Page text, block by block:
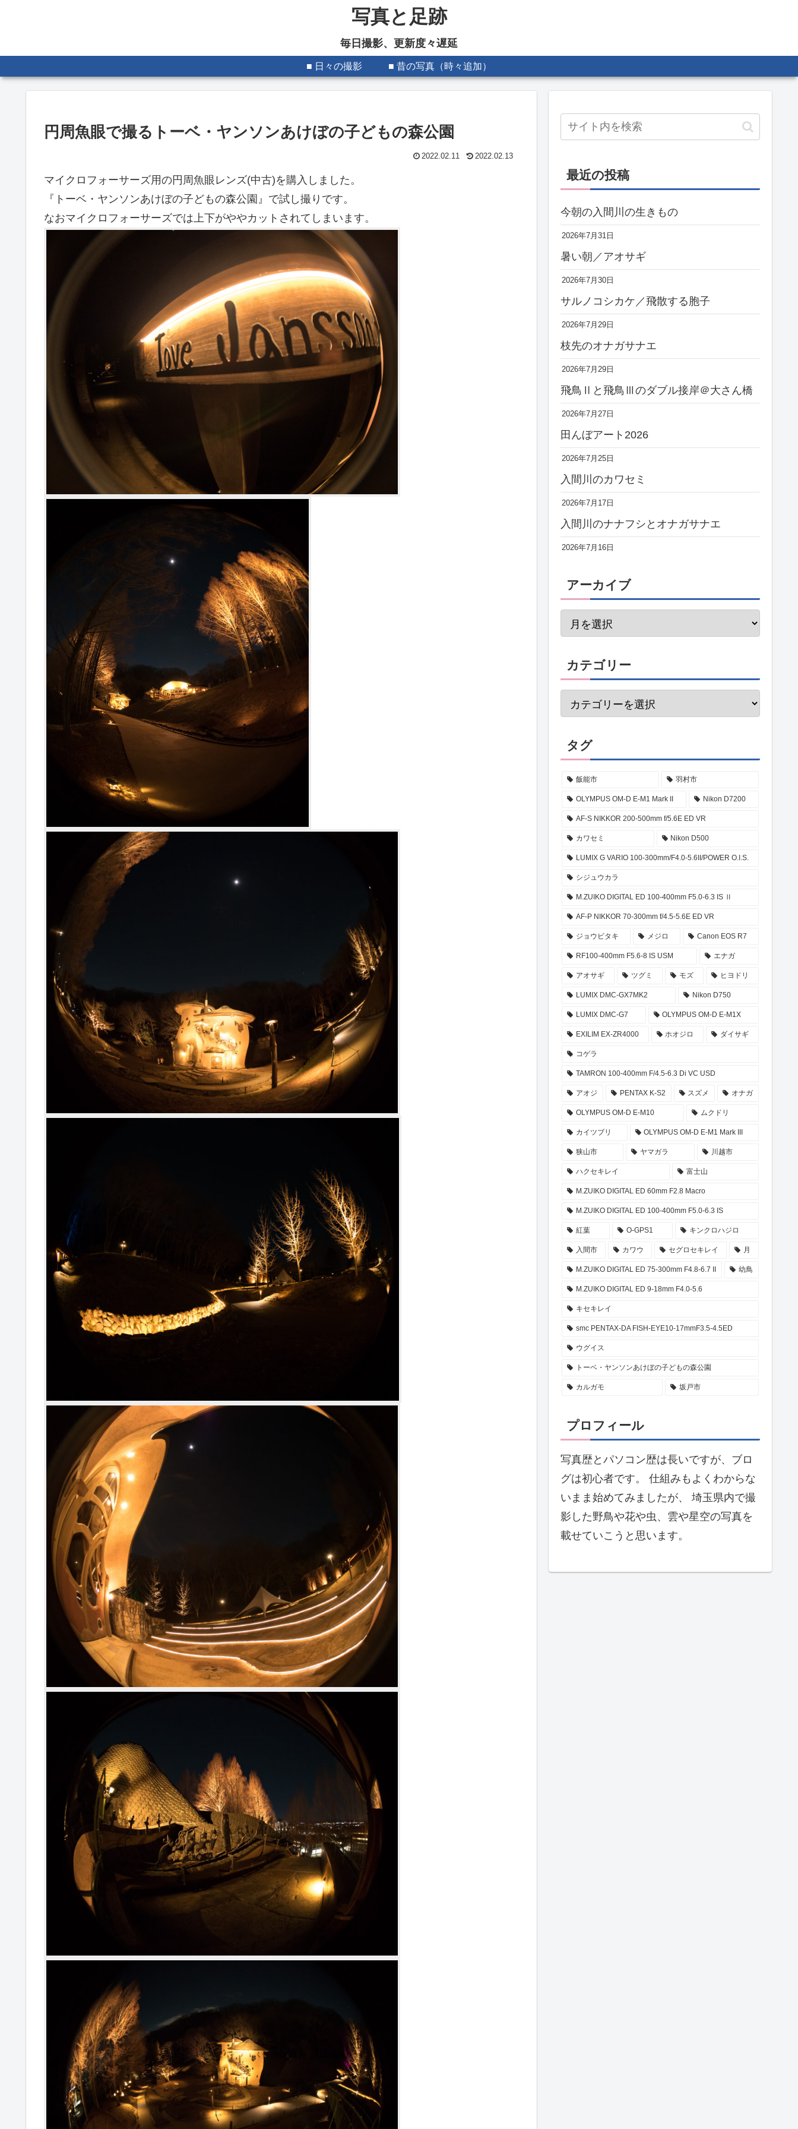
写真と足跡
毎日撮影、更新度々遅延
■ 日々の撮影 ■ 昔の写真（時々追加）
円周魚眼で撮るトーベ・ヤンソンあけぼの子どもの森公園
2022.02.11 2022.02.13
マイクロフォーサーズ用の円周魚眼レンズ(中古)を購入しました。
『トーベ・ヤンソンあけぼの子どもの森公園』で試し撮りです。
なおマイクロフォーサーズでは上下がややカットされてしまいます。
最近の投稿
今朝の入間川の生きもの
2026年7月31日
暑い朝／アオサギ
2026年7月30日
サルノコシカケ／飛散する胞子
2026年7月29日
枝先のオナガサナエ
2026年7月29日
飛鳥Ⅱと飛鳥Ⅲのダブル接岸＠大さん橋
2026年7月27日
田んぼアート2026
2026年7月25日
入間川のカワセミ
2026年7月17日
入間川のナナフシとオナガサナエ
2026年7月16日
アーカイブ
カテゴリー
タグ
飯能市 羽村市
OLYMPUS OM-D E-M1 Mark II Nikon D7200
AF-S NIKKOR 200-500mm f/5.6E ED VR
カワセミ Nikon D500
LUMIX G VARIO 100-300mm/F4.0-5.6II/POWER O.I.S.
シジュウカラ
M.ZUIKO DIGITAL ED 100-400mm F5.0-6.3 IS Ⅱ
AF-P NIKKOR 70-300mm f/4.5-5.6E ED VR
ジョウビタキ メジロ Canon EOS R7
RF100-400mm F5.6-8 IS USM エナガ
アオサギ ツグミ モズ ヒヨドリ
LUMIX DMC-GX7MK2 Nikon D750
LUMIX DMC-G7 OLYMPUS OM-D E-M1X
EXILIM EX-ZR4000 ホオジロ ダイサギ
コゲラ
TAMRON 100-400mm F/4.5-6.3 Di VC USD
アオジ PENTAX K-S2 スズメ オナガ
OLYMPUS OM-D E-M10 ムクドリ
カイツブリ OLYMPUS OM-D E-M1 Mark III
狭山市 ヤマガラ 川越市
ハクセキレイ 富士山
M.ZUIKO DIGITAL ED 60mm F2.8 Macro
M.ZUIKO DIGITAL ED 100-400mm F5.0-6.3 IS
紅葉 O-GPS1 キンクロハジロ
入間市 カワウ セグロセキレイ 月
M.ZUIKO DIGITAL ED 75-300mm F4.8-6.7 II 幼鳥
M.ZUIKO DIGITAL ED 9-18mm F4.0-5.6
キセキレイ
smc PENTAX-DA FISH-EYE10-17mmF3.5-4.5ED
ウグイス
トーベ・ヤンソンあけぼの子どもの森公園
カルガモ 坂戸市
プロフィール
写真歴とパソコン歴は長いですが、ブロ
グは初心者です。 仕組みもよくわからな
いまま始めてみましたが、 埼玉県内で撮
影した野鳥や花や虫、雲や星空の写真を
載せていこうと思います。